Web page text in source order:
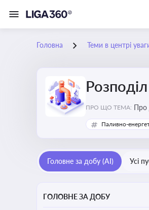
Головна Теми в центрі
ПРО ЩО ТЕМА: Про
Паливно-
Головне за добу (AI) Усі
ГОЛОВНЕ ЗА ДОБУ